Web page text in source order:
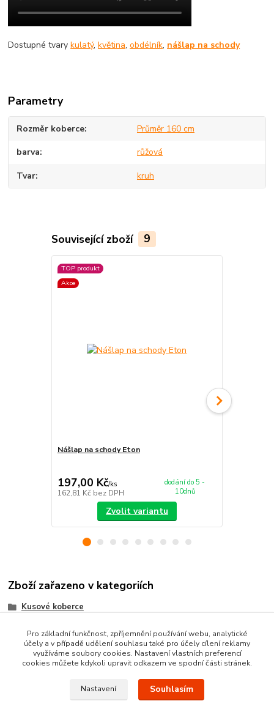
Dostupné tvarykulatý,květina,obdélník, nášlap na schody
Parametry
Rozměr koberce Průměr 160 cm
barva růžová
Tvar kruh
Související zboží 9
TOP produkt
Akce
Nášlap na schody Eton
197,00 Kč/ks
162,81 Kč bez DPH
dodání do 5 -
10dnů
Zvolit variantu
Zboží zařazeno v kategoriích
Kusové koberce
Moderní kusové koberce
Pro základní funkčnost, zpříjemnění používání webu, analytické
účely a v případě udělení souhlasu také pro účely cílení reklamy
využíváme soubory cookies. Nastavení vlastních preferencí
cookies můžete kdykoli upravit odkazem ve spodní části stránek.
Nastavení Souhlasím